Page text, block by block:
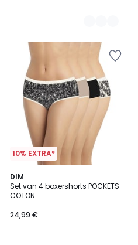
10% EXTRA*
DIM
Set van 4 boxershorts POCKETS
COTON
24,99 €
4
/
5
3
Kleuren